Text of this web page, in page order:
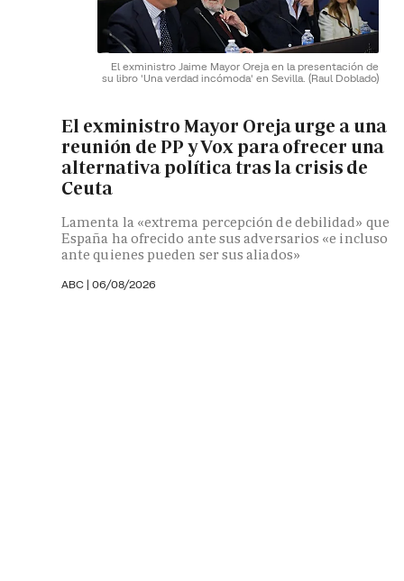
El exministro Jaime Mayor Oreja en la presentación de
su libro 'Una verdad incómoda' en Sevilla. (Raul Doblado)
El exministro Mayor Oreja urge a una
reunión de PP y Vox para ofrecer una
alternativa política tras la crisis de
Ceuta
Lamenta la «extrema percepción de debilidad» que
España ha ofrecido ante sus adversarios «e incluso
ante quienes pueden ser sus aliados»
ABC | 06/08/2026